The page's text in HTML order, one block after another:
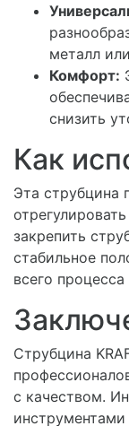
металл
Комфорт:
снизить
Как
Эта струбцина
закрепить
стабильное
всего
Струбцина
с качеством.